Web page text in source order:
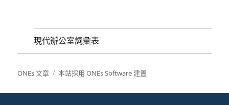
現代辦公室詞彙表
ONEs 文章 本站採用 ONEs Software 建置